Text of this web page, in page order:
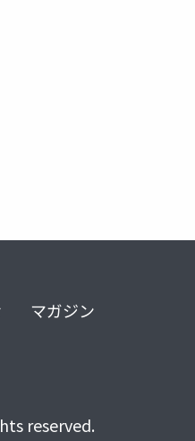
マガジン
reserved.